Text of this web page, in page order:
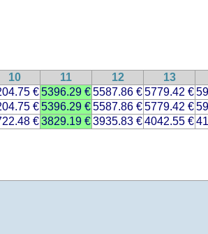
10 11 12
13
€5396.29 €5587.86 €5779.42 €
€5396.29 €5587.86 €5779.42 €
€3829.19 €3935.83 €4042.55 €